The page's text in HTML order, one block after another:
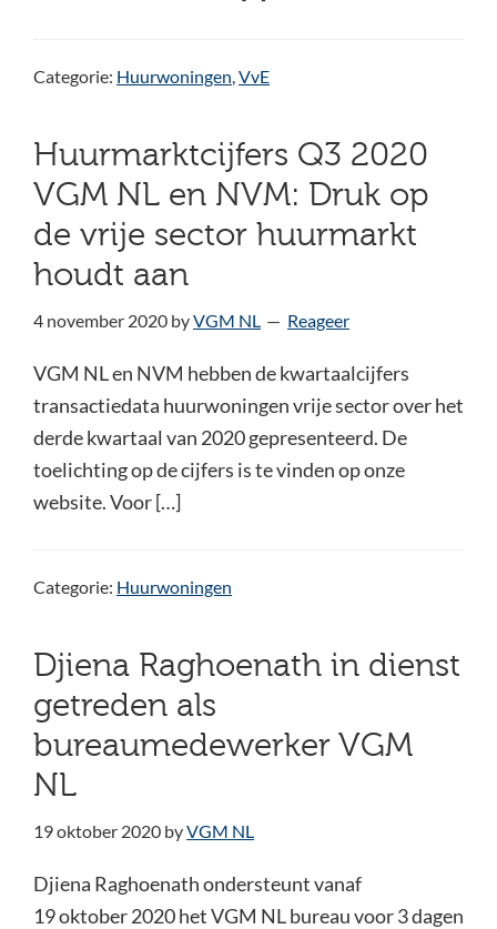
Categorie: Huurwoningen,VvE
Huurmarktcijfers Q3 2020
VGM NL en NVM: Druk op
de vrije sector huurmarkt
houdt aan
4 november 2020 byVGM NL Reageer
VGM NL en NVM hebben de kwartaalcijfers
transactiedata huurwoningen vrije sector over het
derde kwartaal van 2020 gepresenteerd. De
toelichting op de cijfers is te vinden op onze
website. Voor […]
Categorie: Huurwoningen
Djiena Raghoenath in dienst
getreden als
bureaumedewerker VGM
NL
19 oktober 2020 byVGM NL
Djiena Raghoenath ondersteunt vanaf
19 oktober 2020 het VGM NL bureau voor 3 dagen